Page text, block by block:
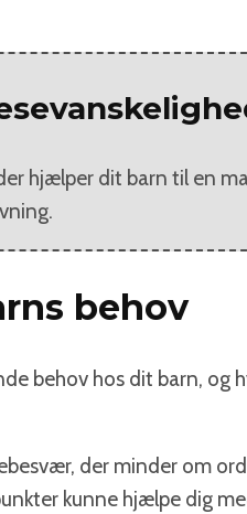
hjælper dit barn til en
behov
behov hos dit barn, og
der minder om
kunne hjælpe dig